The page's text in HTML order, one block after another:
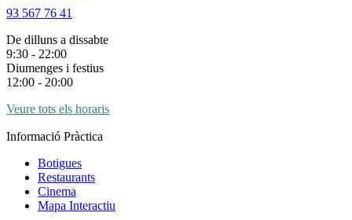
93 567 76 41
De dilluns a dissabte
9:30 - 22:00
Diumenges i festius
12:00 - 20:00
Veure tots els horaris
Informació Pràctica
Botigues
Restaurants
Cinema
Mapa Interactiu